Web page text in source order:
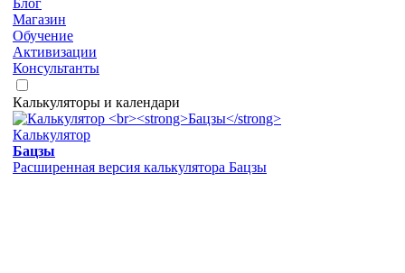
Блог
Магазин
Обучение
Активизации
Консультанты
Калькуляторы и календари
Калькулятор
Бацзы
Расширенная версия калькулятора Бацзы